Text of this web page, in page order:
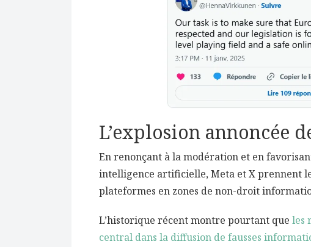
L’explosion annoncée
En renonçant à la modération et en
intelligence artificielle, Meta et X prennent
plateformes en zones de non-droit
L’historique récent montre pourtant que les
central dans la diffusion de fausses